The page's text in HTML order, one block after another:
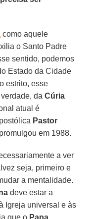
como aquele
o Santo Padre
sentido, podemos
Estado da Cidade
estrito, esse
verdade, daCúria
atual é
Pastor
promulgou em 1988.
a ver
seja, primeiro e
a mentalidade.
deve estar a
Igreja universal e às
que o Papa